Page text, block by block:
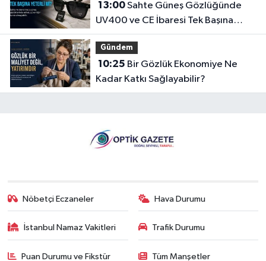
13:00Sahte Güneş Gözlüğünde
UV400 ve CE İbaresi Tek Başına
Yeterli mi?
Gündem
10:25
Kadar Katkı Sağlayabilir?
Nöbetçi Eczaneler Hava Durumu
İstanbul Namaz Vakitleri Trafik Durumu
Puan Durumu ve Fikstür Tüm Manşetler